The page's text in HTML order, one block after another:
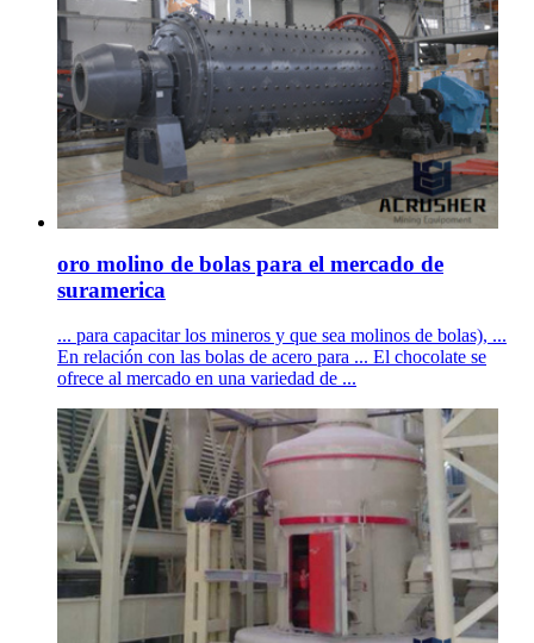
oro molino de bolas para el mercado de
suramerica
... para capacitar los mineros y que sea molinos de bolas), ...
En relación con las bolas de acero para ... El chocolate se
ofrece al mercado en una variedad de ...